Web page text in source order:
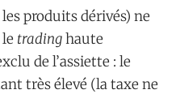
produits dérivés) ne
tradinghaute
de l’assiette : le
très élevé (la taxe ne